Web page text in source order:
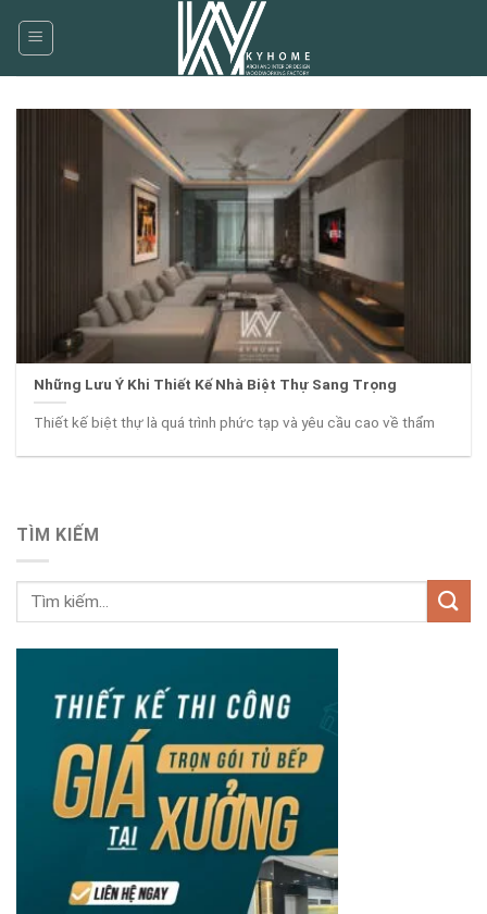
Những Lưu Ý Khi Thiết Kế Nhà Biệt Thự Sang Trọng
Thiết kế biệt thự là quá trình phức tạp và yêu cầu cao về thẩm
TÌM KIẾM